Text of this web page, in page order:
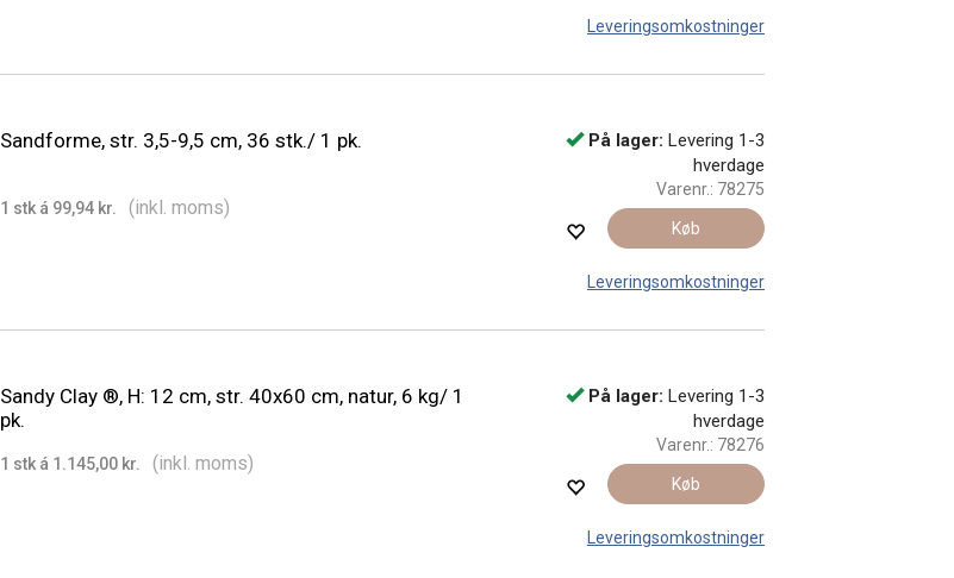
Leveringsomkostninger
Sandforme, str. 3,5-9,5 cm, 36 stk./ 1 pk.
1 stk á 99,94 kr. (inkl. moms)
På lager: Levering 1-3
hverdage
Varenr.: 78275
Køb
Leveringsomkostninger
Sandy Clay ®, H: 12 cm, str. 40x60 cm, natur, 6 kg/ 1
pk.
1 stk á 1.145,00 kr. (inkl. moms)
På lager: Levering 1-3
hverdage
Varenr.: 78276
Køb
Leveringsomkostninger